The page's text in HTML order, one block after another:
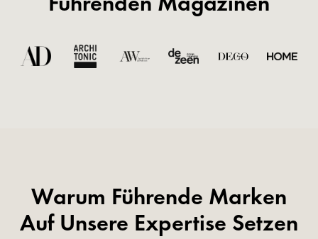
Warum Führende Marken
Auf Unsere Expertise Setzen